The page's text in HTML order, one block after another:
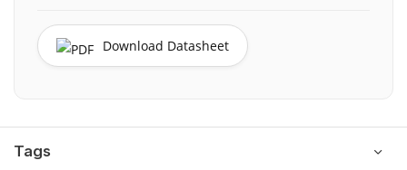
Download Datasheet
Tags